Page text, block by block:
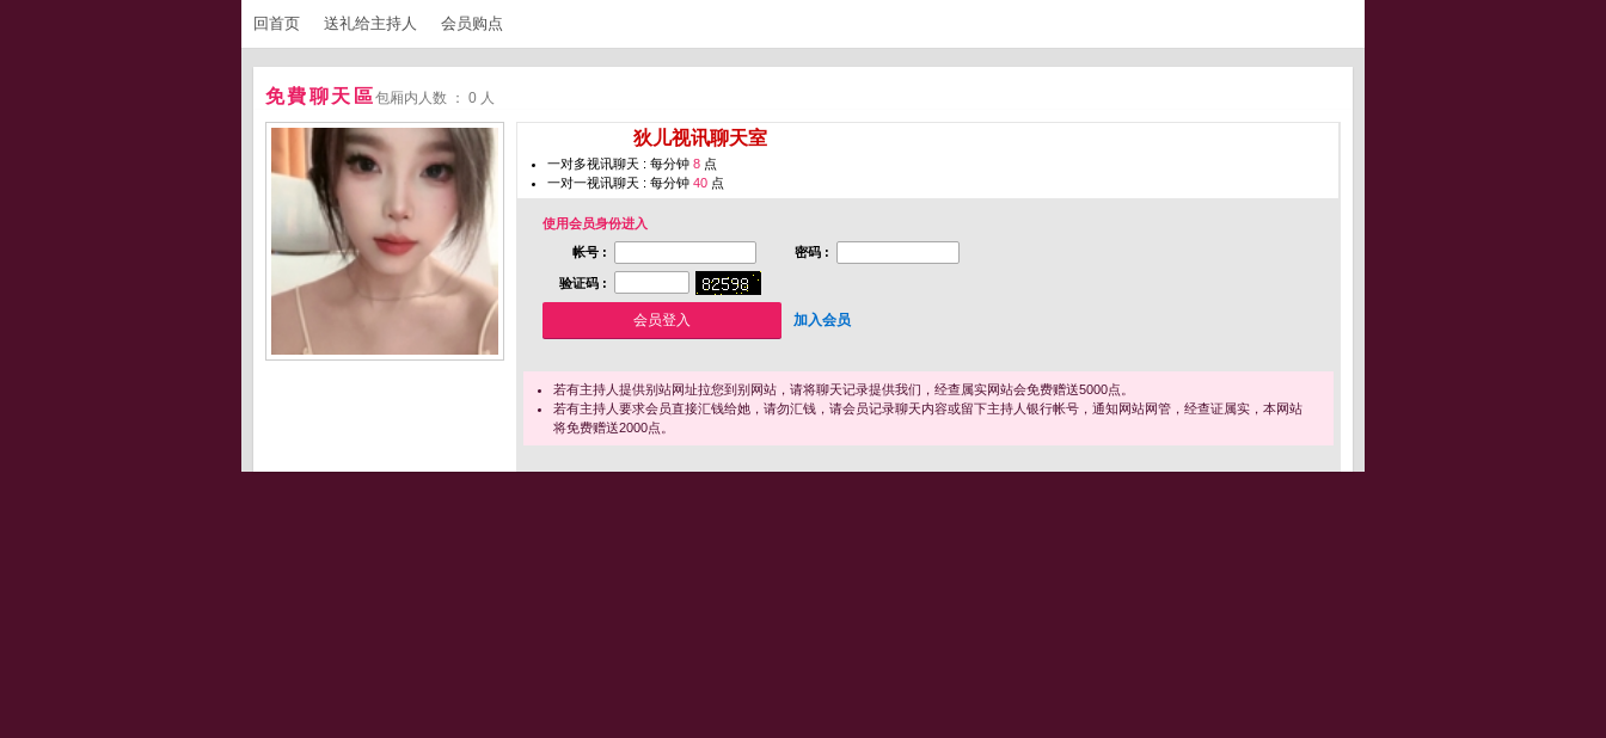
回首页 送礼给主持人 会员购点
免費聊天區包厢内人数 ： 0 人
狄儿视讯聊天室
一对多视讯聊天 : 每分钟 8 点
一对一视讯聊天 : 每分钟 40 点
使用会员身份进入
帐号 :
密码 :
验证码 :
加入会员
若有主持人提供别站网址拉您到别网站，请将聊天记录提供我们，经查属实网站会免费赠送5000点。
若有主持人要求会员直接汇钱给她，请勿汇钱，请会员记录聊天内容或留下主持人银行帐号，通知网站网管，经查证属实，本网站
将免费赠送2000点。